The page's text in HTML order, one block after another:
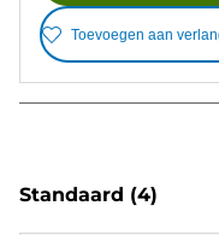
Toevoegen aan
Standaard (4)